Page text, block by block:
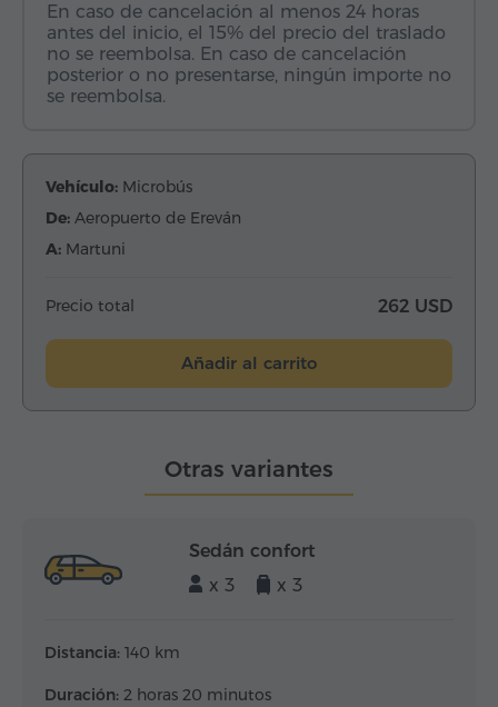
En caso de cancelación al menos 24 horas
antes del inicio, el 15% del precio del traslado
no se reembolsa. En caso de cancelación
posterior o no presentarse, ningún importe no
se reembolsa.
Vehículo: Microbús
De: Aeropuerto de Ereván
A: Martuni
Precio total 262 USD
Añadir al carrito
Otras variantes
Sedán confort
x 3
x 3
Distancia: 140 km
Duración: 2 horas 20 minutos